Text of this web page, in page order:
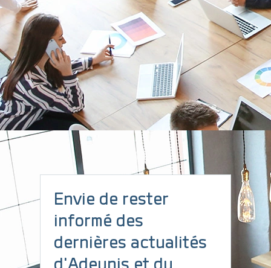
Architecture flexible
Transfert de données vers des LNS ou utilisation de son propre
Network Server.
Intégration optimisée
Connexion aux serveurs applicatifs (MQTT(s) / HTTP(s)).
Envie de rester
informé des
dernières actualités